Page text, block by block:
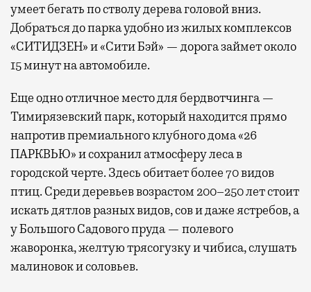
умеет бегать по стволу дерева головой вниз.
Добраться до парка удобно из жилых комплексов
«СИТИДЗЕН» и «Сити Бэй» — дорога займет около
15 минут на автомобиле.
Еще одно отличное место для бердвотчинга —
Тимирязевский парк, который находится прямо
напротив премиального клубного дома «26
ПАРКВЬЮ» и сохранил атмосферу леса в
городской черте. Здесь обитает более 70 видов
птиц. Среди деревьев возрастом 200–250 лет стоит
искать дятлов разных видов, сов и даже ястребов, а
у Большого Садового пруда — полевого
жаворонка, желтую трясогузку и чибиса, слушать
малиновок и соловьев.